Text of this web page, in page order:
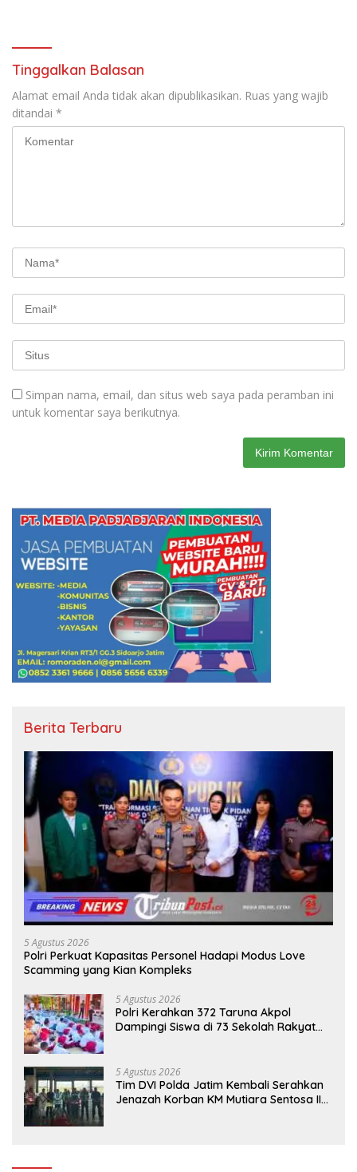
Tinggalkan Balasan
Alamat email Anda tidak akan dipublikasikan. Ruas yang wajib
ditandai *
Simpan nama, email, dan situs web saya pada peramban ini
untuk komentar saya berikutnya.
Berita Terbaru
5 Agustus 2026
Polri Perkuat Kapasitas Personel Hadapi Modus Love
Scamming yang Kian Kompleks
5 Agustus 2026
Polri Kerahkan 372 Taruna Akpol
Dampingi Siswa di 73 Sekolah Rakyat
5 Agustus 2026
Tim DVI Polda Jatim Kembali Serahkan
Jenazah Korban KM Mutiara Sentosa II